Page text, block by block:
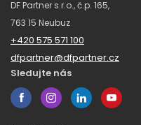
DF Partner s.r.o., č.p. 165,
763 15 Neubuz
+420 575 571 100
dfpartner@dfpartner.cz
Sledujte nás